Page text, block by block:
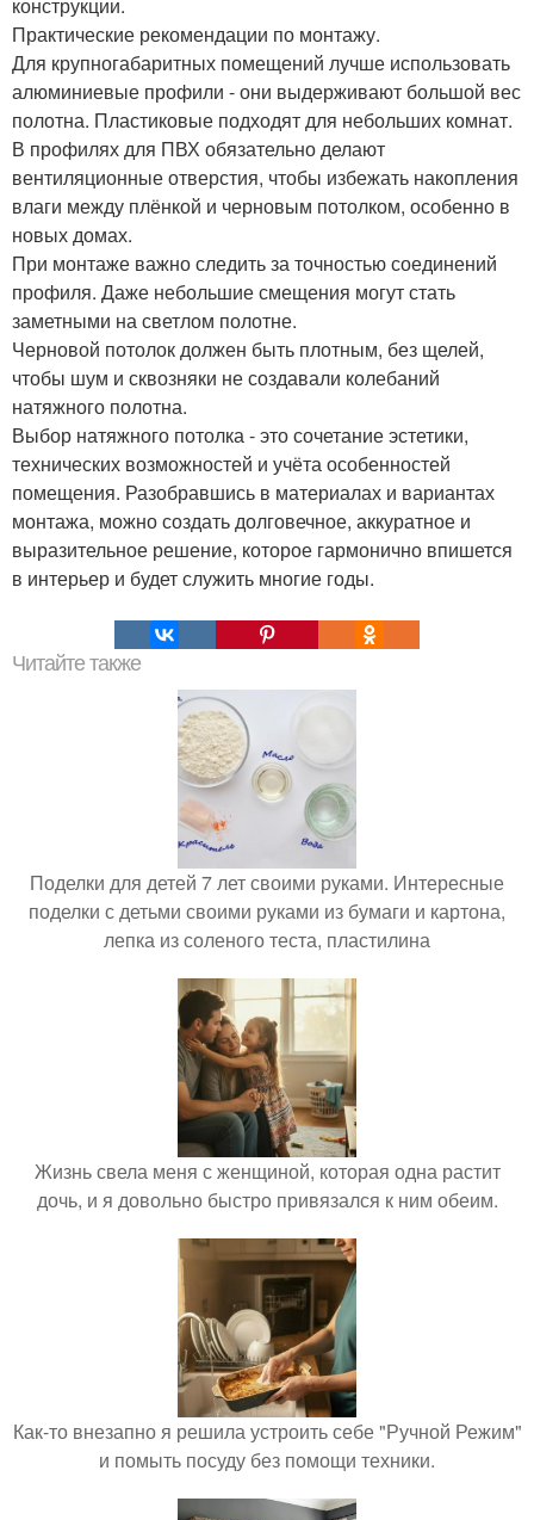
Практические рекомендации по монтажу.
Для крупногабаритных помещений лучше использовать
алюминиевые профили - они выдерживают большой вес
полотна. Пластиковые подходят для небольших комнат.
В профилях для ПВХ обязательно делают
вентиляционные отверстия, чтобы избежать накопления
влаги между плёнкой и черновым потолком, особенно в
новых домах.
При монтаже важно следить за точностью соединений
профиля. Даже небольшие смещения могут стать
заметными на светлом полотне.
Черновой потолок должен быть плотным, без щелей,
чтобы шум и сквозняки не создавали колебаний
натяжного полотна.
Выбор натяжного потолка - это сочетание эстетики,
технических возможностей и учёта особенностей
помещения. Разобравшись в материалах и вариантах
монтажа, можно создать долговечное, аккуратное и
выразительное решение, которое гармонично впишется
в интерьер и будет служить многие годы.
Читайте также
Поделки для детей 7 лет своими руками. Интересные
поделки с детьми своими руками из бумаги и картона,
лепка из соленого теста, пластилина
Жизнь свела меня с женщиной, которая одна растит
дочь, и я довольно быстро привязался к ним обеим.
Как-то внезапно я решила устроить себе "Ручной Режим"
и помыть посуду без помощи техники.